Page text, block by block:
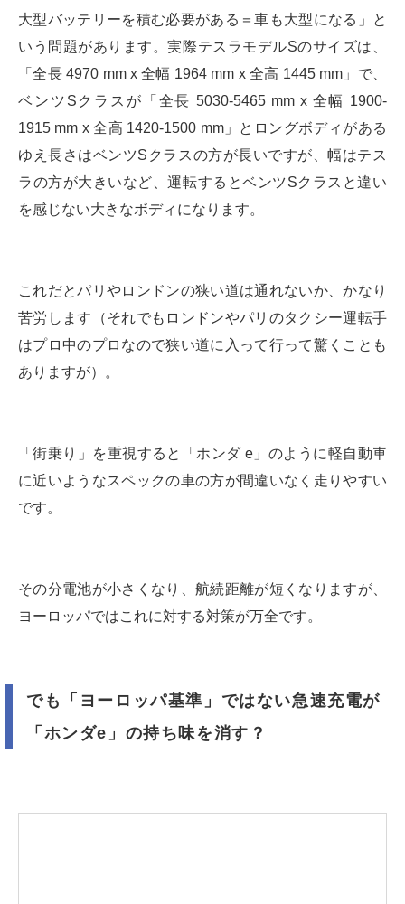
大型バッテリーを積む必要がある＝車も大型になる」と
いう問題があります。実際テスラモデルSのサイズは、
「全長 4970 mm x 全幅 1964 mm x 全高 1445 mm」で、
ベンツSクラスが「全長 5030-5465 mm x 全幅 1900-
1915 mm x 全高 1420-1500 mm」とロングボディがある
ゆえ長さはベンツSクラスの方が長いですが、幅はテス
ラの方が大きいなど、運転するとベンツSクラスと違い
を感じない大きなボディになります。
これだとパリやロンドンの狭い道は通れないか、かなり
苦労します（それでもロンドンやパリのタクシー運転手
はプロ中のプロなので狭い道に入って行って驚くことも
ありますが）。
「街乗り」を重視すると「ホンダ e」のように軽自動車
に近いようなスペックの車の方が間違いなく走りやすい
です。
その分電池が小さくなり、航続距離が短くなりますが、
ヨーロッパではこれに対する対策が万全です。
でも「ヨーロッパ基準」ではない急速充電が
「ホンダe」の持ち味を消す？